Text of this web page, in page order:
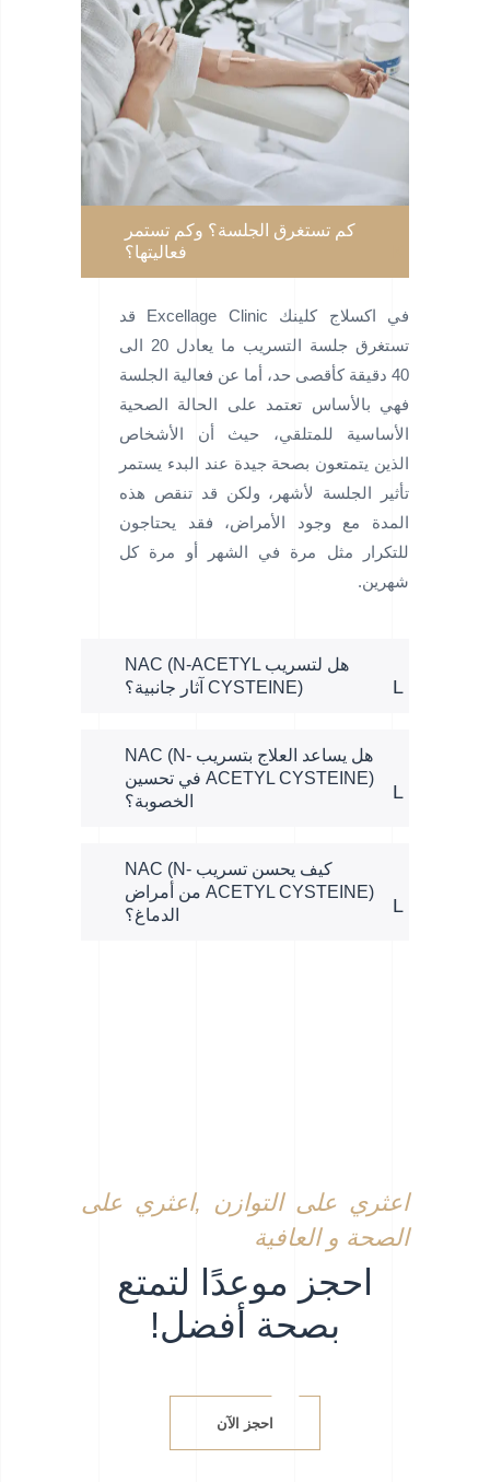
كم تستغرق الجلسة؟ وكم تستمر
فعاليتها؟
في اكسلاج كلينك Excellage Clinic قد
تستغرق جلسة التسريب ما يعادل 20 الى
40 دقيقة كأقصى حد، أما عن فعالية الجلسة
فهي بالأساس تعتمد على الحالة الصحية
الأساسية للمتلقي، حيث أن الأشخاص
الذين يتمتعون بصحة جيدة عند البدء يستمر
تأثير الجلسة لأشهر، ولكن قد تنقص هذه
المدة مع وجود الأمراض، فقد يحتاجون
للتكرار مثل مرة في الشهر أو مرة كل
شهرين.
هل لتسريب NAC (N-ACETYL
CYSTEINE) آثار جانبية؟
هل يساعد العلاج بتسريب NAC (N-
ACETYL CYSTEINE) في تحسين
الخصوبة؟
كيف يحسن تسريب NAC (N-
ACETYL CYSTEINE) من أمراض
الدماغ؟
اعثري على التوازن ,اعثري على
الصحة و العافية
احجز موعدًا لتمتع
بصحة أفضل!
احجز الآن